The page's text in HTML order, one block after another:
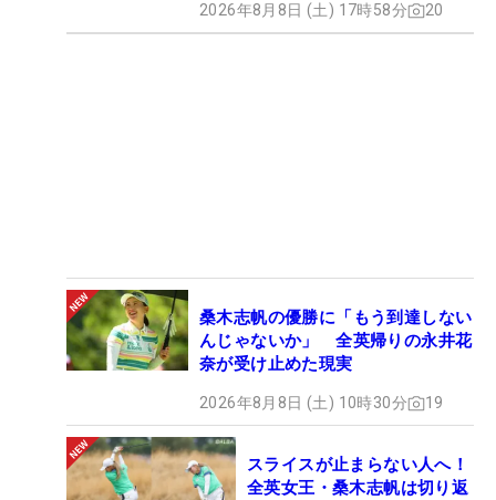
2026年8月8日 (土) 17時58分 20
桑木志帆の優勝に「もう到達しない
んじゃないか」 全英帰りの永井花
奈が受け止めた現実
2026年8月8日 (土) 10時30分 19
スライスが止まらない人へ！
全英女王・桑木志帆は切り返